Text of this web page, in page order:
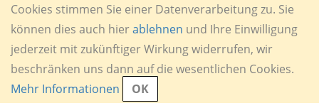
Cookies stimmen Sie einer Datenverarbeitung zu. Sie
können dies auch hierablehnen und Ihre Einwilligung
jederzeit mit zukünftiger Wirkung widerrufen, wir
beschränken uns dann auf die wesentlichen Cookies.
Mehr Informationen
OK